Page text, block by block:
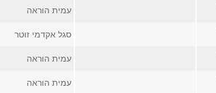
עמית הוראה
סגל אקדמי זוטר
עמית הוראה
עמית הוראה